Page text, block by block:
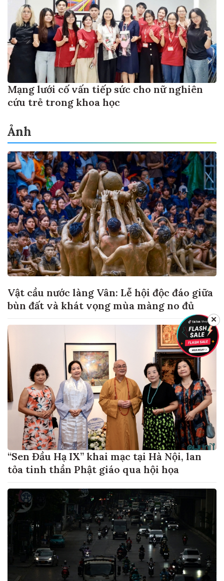
Mạng lưới cố vấn tiếp sức cho nữ nghiên
cứu trẻ trong khoa học
Ảnh
Vật cầu nước làng Vân: Lễ hội độc đáo giữa
bùn đất và khát vọng mùa màng no đủ
“Sen Đầu Hạ IX” khai mạc tại Hà Nội, lan
tỏa tinh thần Phật giáo qua hội họa
✕